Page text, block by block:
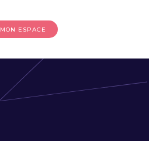
MON ESPACE